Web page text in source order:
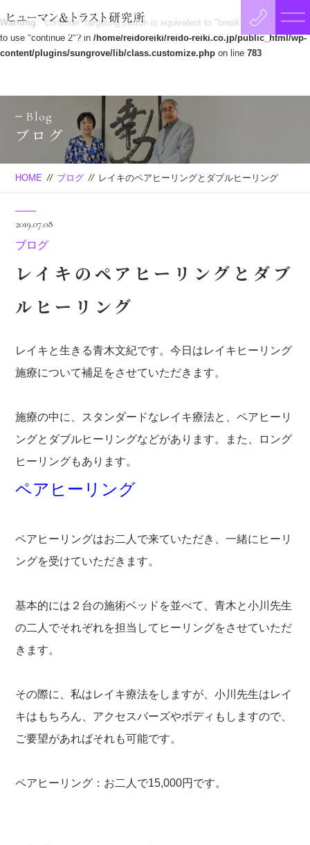
Warning: "continue" targeting switch is equivalent to "break". Did you mean
to use "continue 2"? in /home/reidoreiki/reido-reiki.co.jp/public_html/wp-
content/plugins/sungrove/lib/class.customize.php on line 783
Blog
ブログ
HOME // ブログ // レイキのペアヒーリングとダブルヒーリング
2019.07.08
ブログ
レイキのペアヒーリングとダブ
ルヒーリング
レイキと生きる青木文紀です。今日はレイキヒーリング
施療について補足をさせていただきます。
施療の中に、スタンダードなレイキ療法と、ペアヒーリ
ングとダブルヒーリングなどがあります。また、ロング
ヒーリングもあります。
ペアヒーリング
ペアヒーリングはお二人で来ていただき、一緒にヒーリ
ングを受けていただきます。
基本的には２台の施術ベッドを並べて、青木と小川先生
の二人でそれぞれを担当してヒーリングをさせていただ
きます。
その際に、私はレイキ療法をしますが、小川先生はレイ
キはもちろん、アクセスバーズやボディもしますので、
ご要望があればそれも可能です。
ペアヒーリング：お二人で15,000円です。